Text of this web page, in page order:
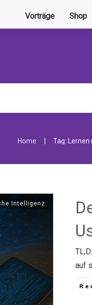
Vorträge Shop
Home | Tag: Lernen
Intelligenz
auf